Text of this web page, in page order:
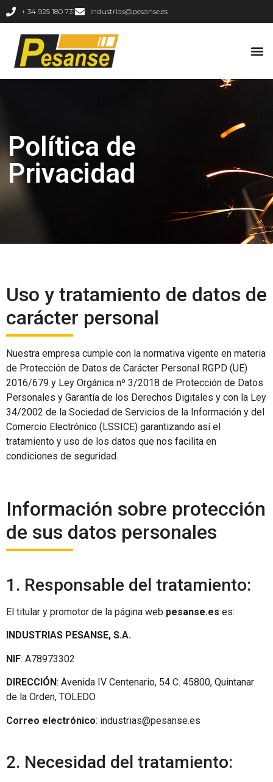
+ 34 925 180 731 industrias@pesanse.es
Política de
Privacidad
Uso y tratamiento de datos de
carácter personal
Nuestra empresa cumple con la normativa vigente en materia
de Protección de Datos de Carácter Personal RGPD (UE)
2016/679 y Ley Orgánica nº 3/2018 de Protección de Datos
Personales y Garantía de los Derechos Digitales y con la Ley
34/2002 de la Sociedad de Servicios de la Información y del
Comercio Electrónico (LSSICE) garantizando así el
tratamiento y uso de los datos que nos facilita en
condiciones de seguridad.
Información sobre protección
de sus datos personales
1. Responsable del tratamiento:
El titular y promotor de la página web pesanse.es es:
INDUSTRIAS PESANSE, S.A.
NIF: A78973302
DIRECCIÓN: Avenida IV Centenario, 54 C. 45800, Quintanar
de la Orden, TOLEDO
Correo electrónico: industrias@pesanse.es
2. Necesidad del tratamiento: